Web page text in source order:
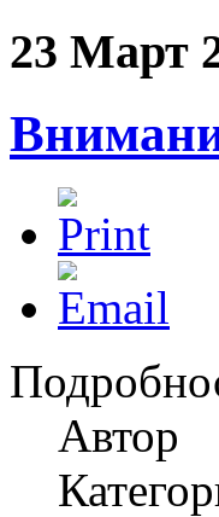
23 Март
Автор